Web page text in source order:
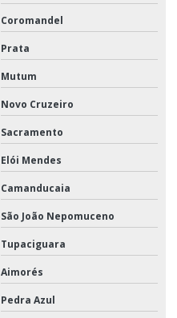
Coromandel
Prata
Mutum
Novo Cruzeiro
Sacramento
Elói Mendes
Camanducaia
São João Nepomuceno
Tupaciguara
Aimorés
Pedra Azul